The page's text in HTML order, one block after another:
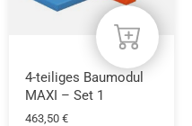
4-teiliges Baumodul
MAXI – Set 1
463,50 €